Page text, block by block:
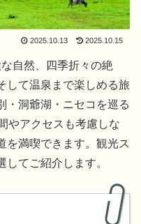
2025.10.13 2025.10.15
自然、四季折々の絶
して温泉まで楽しめる旅
・洞爺湖・ニセコを巡る
やアクセスも考慮しな
を満喫できます。観光ス
てご紹介します。